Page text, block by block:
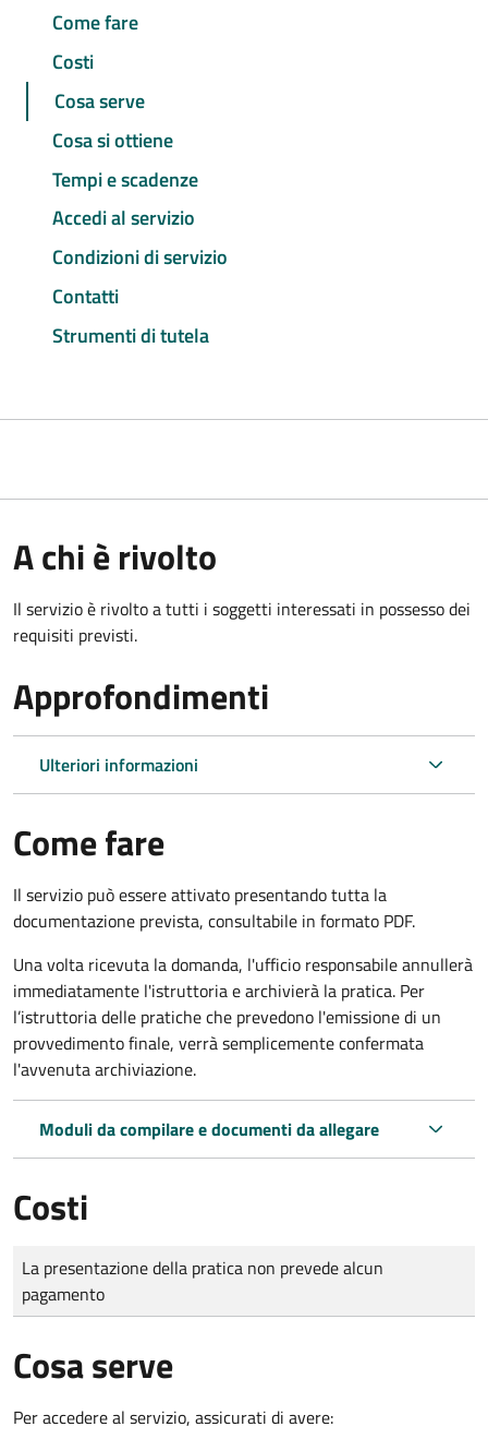
Come fare
Costi
Cosa serve
Cosa si ottiene
Tempi e scadenze
Accedi al servizio
Condizioni di servizio
Contatti
Strumenti di tutela
A chi è rivolto
Il servizio è rivolto a tutti i soggetti interessati in possesso dei
requisiti previsti.
Approfondimenti
Ulteriori informazioni
Come fare
Il servizio può essere attivato presentando tutta la
documentazione prevista, consultabile in formato PDF.
Una volta ricevuta la domanda, l'ufficio responsabile annullerà
immediatamente l'istruttoria e archivierà la pratica. Per
l’istruttoria delle pratiche che prevedono l'emissione di un
provvedimento finale, verrà semplicemente confermata
l'avvenuta archiviazione.
Moduli da compilare e documenti da allegare
Costi
Tipo di pagamento
Importo
La presentazione della pratica non prevede alcun
pagamento
Cosa serve
Per accedere al servizio, assicurati di avere: